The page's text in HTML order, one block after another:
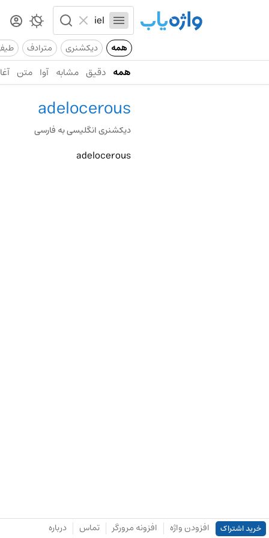
همه دیکشنری مترادف
همه دقیق مشابه آوا متن
adelocerous
دیکشنری انگلیسی به فارسی
adelocerous
خرید اشتراک افزودن واژه افزونه مرورگر تماس درباره